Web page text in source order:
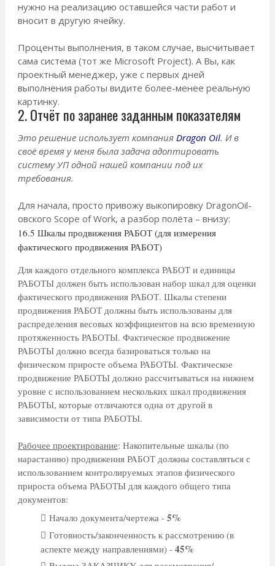
нужно на реализацию оставшейся части работ и
вносит в другую ячейку.
Проценты выполнения, в таком случае, высчитывает
сама система (тот же Microsoft Project). А Вы, как
проектный менеджер, уже с первых дней
выполнения работы видите более-менее реальную
картинку.
2. Отчёт по заранее заданным показателям
Это решение использует компания Dragon Oil. И в
своё время у меня была задача адоптировать
систему УП одной нашей компании под их
требования.
Для начала, просто привожу выкопировку DragonOil-
овского Scope of Work, а разбор полёта – внизу:
16.5 Шкалы продвижения РАБОТ (для измерения
фактического продвижения РАБОТ)
Для каждого отдельного комплекса РАБОТ и единицы
РАБОТЫ должен быть использован набор шкал для оценки
фактического продвижения РАБОТ. Шкалы степени
продвижения РАБОТ должны быть использованы для
распределения весовых коэффициентов на всю временную
протяженность РАБОТЫ. Фактическое продвижение
РАБОТЫ должно всегда базироваться только на
физическом приросте объема РАБОТЫ. Фактическое
продвижение РАБОТЫ должно рассчитываться на нижнем
уровне с использованием нескольких шкал продвижения
РАБОТЫ, которые отличаются одна от другой в
зависимости от типа РАБОТЫ.
Рабочее проектирование: Накопительные шкалы (по
нарастанию) продвижения РАБОТ должны составляться с
использованием контролируемых этапов физического
прироста объема РАБОТЫ для каждого общего типа
документов:
Начало документа/чертежа -5%
Готовность/законченность к рассмотрению (в
аспекте между направлениями) -45%